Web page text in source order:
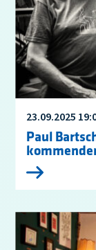
23.09.2025
Paul